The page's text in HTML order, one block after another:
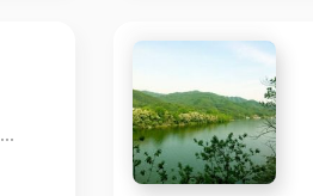
간도 좀 짜고 밥류에 쓰인 쌀은 완전 싸구려 햇반보다 못한 씹힘ㅡㅡ;;